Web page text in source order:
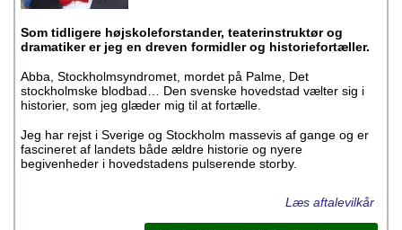
Som tidligere højskoleforstander, teaterinstruktør og
dramatiker er jeg en dreven formidler og historiefortæller.
Abba, Stockholmsyndromet, mordet på Palme, Det
stockholmske blodbad… Den svenske hovedstad vælter sig i
historier, som jeg glæder mig til at fortælle.
Jeg har rejst i Sverige og Stockholm massevis af gange og er
fascineret af landets både ældre historie og nyere
begivenheder i hovedstadens pulserende storby.
Læs aftalevilkår